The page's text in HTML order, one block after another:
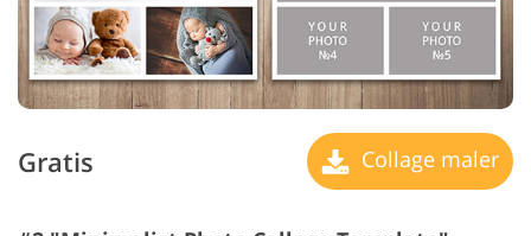
Gratis Collage maler